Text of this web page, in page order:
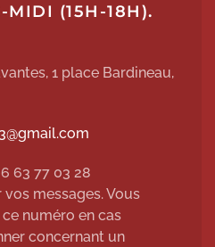
MIDI (15H-18H).
1 place Bardineau,
63 77 03 28
messages. Vous
numéro en cas
concernant un